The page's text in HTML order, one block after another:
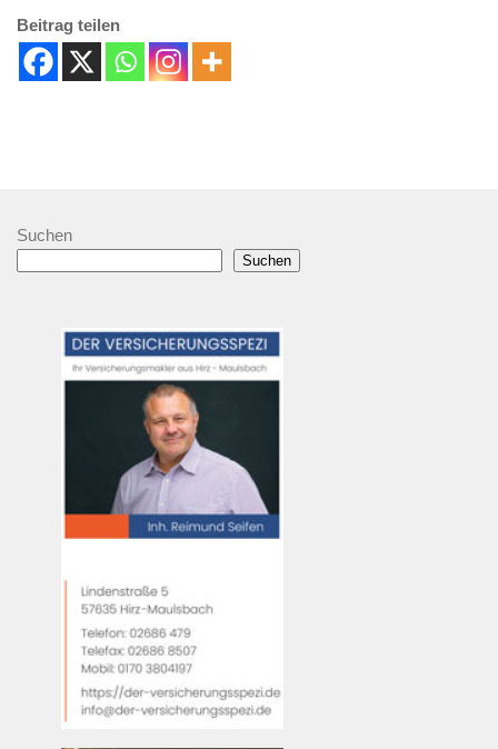
Beitrag teilen
Suchen
Suchen